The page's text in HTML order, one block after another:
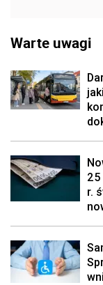
Warte uwagi
r.